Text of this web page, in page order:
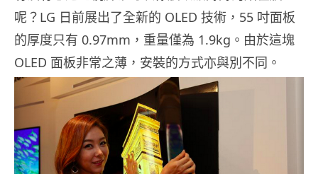
呢？LG 日前展出了全新的 OLED 技術，55 吋面板
的厚度只有 0.97mm，重量僅為 1.9kg。由於這塊
OLED 面板非常之薄，安裝的方式亦與別不同。